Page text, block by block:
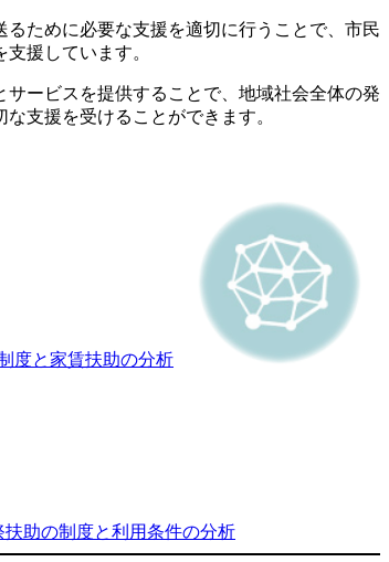
ために必要な支援を適切に行うことで、市民
援しています。
ービスを提供することで、地域社会全体の発
支援を受けることができます。
度と家賃扶助の分析
扶助の制度と利用条件の分析